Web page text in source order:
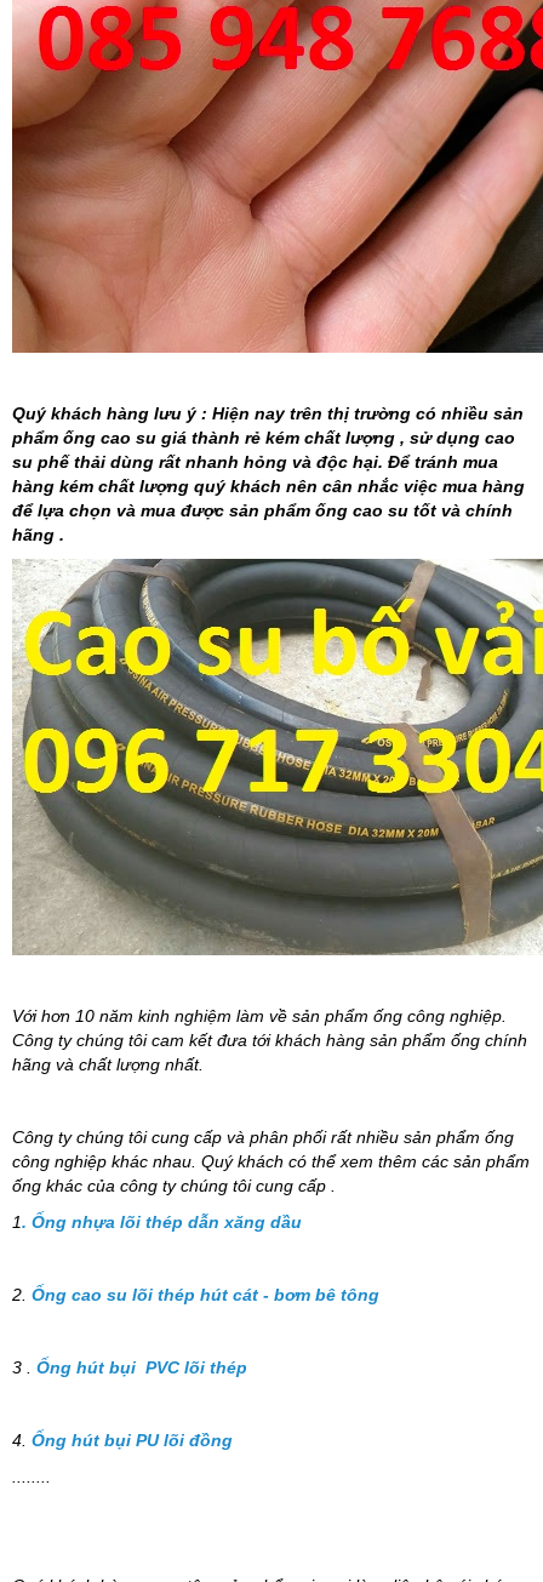
Quý khách hàng lưu ý : Hiện nay trên thị trường có nhiều sản
phẩm ống cao su giá thành rẻ kém chất lượng , sử dụng cao
su phế thải dùng rất nhanh hỏng và độc hại. Để tránh mua
hàng kém chất lượng quý khách nên cân nhắc việc mua hàng
để lựa chọn và mua được sản phẩm ống cao su tốt và chính
hãng .
Với hơn 10 năm kinh nghiệm làm về sản phẩm ống công nghiệp.
Công ty chúng tôi cam kết đưa tới khách hàng sản phẩm ống chính
hãng và chất lượng nhất.
Công ty chúng tôi cung cấp và phân phối rất nhiều sản phẩm ống
công nghiệp khác nhau. Quý khách có thể xem thêm các sản phẩm
ống khác của công ty chúng tôi cung cấp .
1. Ống nhựa lõi thép dẫn xăng dầu
2. Ống cao su lõi thép hút cát - bơm bê tông
3 . Ống hút bụi PVC lõi thép
4. Ống hút bụi PU lõi đồng
........